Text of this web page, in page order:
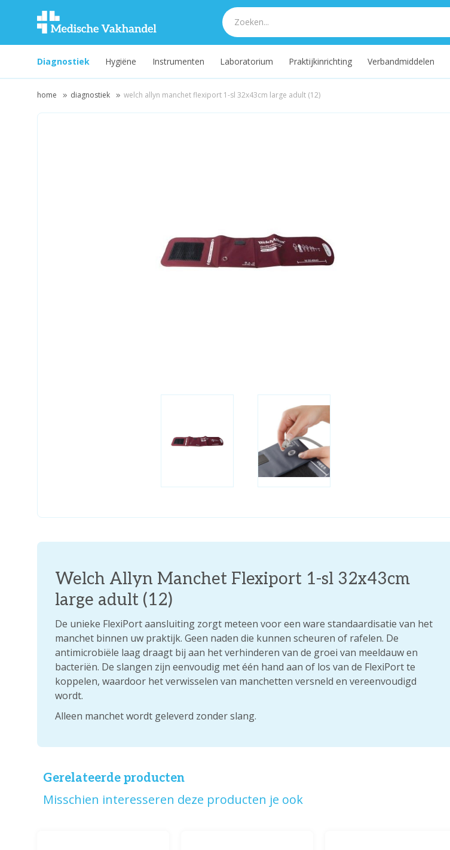
Diagnostiek Hygiëne Instrumenten Laboratorium Praktijkinrichting Verbandmiddelen
home diagnostiek welch allyn manchet flexiport 1-sl 32x43cm large adult (12)
Welch Allyn Manchet Flexiport 1-sl 32x43cm
large adult (12)
De unieke FlexiPort aansluiting zorgt meteen voor een ware standaardisatie van het
manchet binnen uw praktijk. Geen naden die kunnen scheuren of rafelen. De
antimicrobiële laag draagt bij aan het verhinderen van de groei van meeldauw en
bacteriën. De slangen zijn eenvoudig met één hand aan of los van de FlexiPort te
koppelen, waardoor het verwisselen van manchetten versneld en vereenvoudigd
wordt.
Alleen manchet wordt geleverd zonder slang.
Gerelateerde producten
Misschien interesseren deze producten je ook